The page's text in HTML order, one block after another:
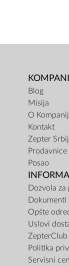
Blog
Misija
O
Kontakt
Zepter
Prodavnice
Posao
Dozvola
Dokumenti
Opšte
Uslovi
ZepterClub
Politika
Servisni